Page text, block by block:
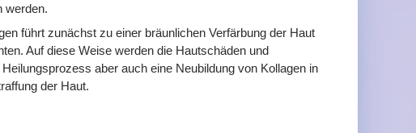
werden.
führt zunächst zu einer bräunlichen Verfärbung der Haut
Auf diese Weise werden die Hautschäden und
aber auch eine Neubildung von Kollagen in
der Haut.